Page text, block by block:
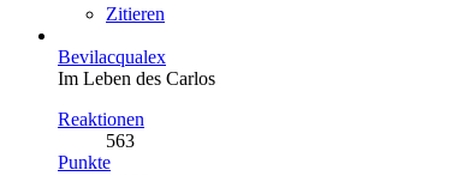
Zitieren
Bevilacqualex
Im Leben des Carlos
Reaktionen
563
Punkte